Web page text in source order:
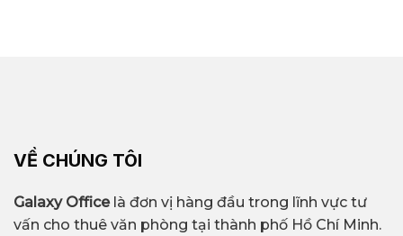
VỀ CHÚNG TÔI
Galaxy Officelà đơn vị hàng đầu trong lĩnh vực tư
vấn cho thuê văn phòng tại thành phố Hồ Chí Minh.